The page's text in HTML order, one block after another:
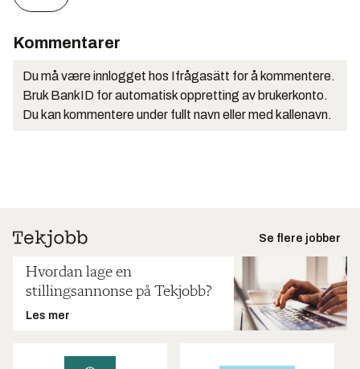
Kommentarer
Du må være innlogget hos Ifrågasätt for å kommentere.
Bruk BankID for automatisk oppretting av brukerkonto.
Du kan kommentere under fullt navn eller med kallenavn.
Se flere jobber
Hvordan lage en
stillingsannonse på Tekjobb?
Les mer